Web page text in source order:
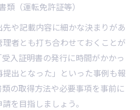
類（運転免許証等）
や記載内容に細かな決まりがあ
者とも打ち合わせておくことが
入証明書の発行に時間がかかっ
出となった」といった事例も報
の取得方法や必要事項を事前に
を目指しましょう。